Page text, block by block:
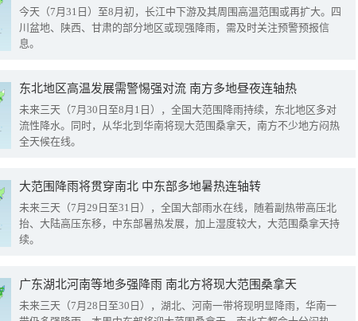
今天（7月31日）至8月初，长江中下游及其周围高温范围或再扩大。四
川盆地、陕西、甘肃的部分地区或现强降雨，需及时关注预警预报信
息。
东北地区高温发展需警惕强对流 南方多地昼夜连轴热
未来三天（7月30日至8月1日），全国大范围降雨持续，东北地区多对
流性降水。同时，从华北到华南将现大范围桑拿天，南方不少地方闷热
全天候在线。
大范围降雨将贯穿南北 中东部多地暑热连轴转
未来三天（7月29日至31日），全国大部雨水在线，随着副热带高压北
抬、大陆高压东移，中东部暑热发展，加上湿度较大，大范围桑拿天持
续。
广东湖北河南等地多强降雨 南北方将现大范围桑拿天
未来三天（7月28日至30日），湖北、河南一带将现明显降雨，华南一